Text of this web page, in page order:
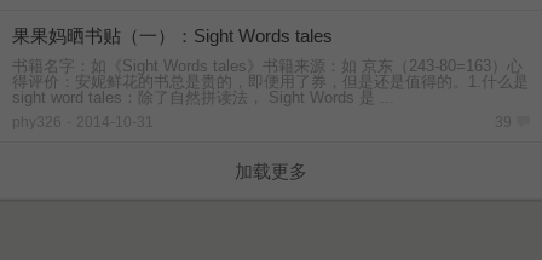
果果妈晒书贴（一）：Sight Words tales
书籍名字：如《Sight Words tales》书籍来源：如 京东（243-80=163）心
得评价：安妮鲜花的书总是贵的，即便用了券，但是还是值得的。1.什么是
sight word tales：除了自然拼读法， Sight Words 是 ...
phy326 2014-10-31 39
加载更多